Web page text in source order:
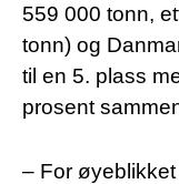
559 000 tonn,
tonn) og
til en 5. plass
prosent
– For